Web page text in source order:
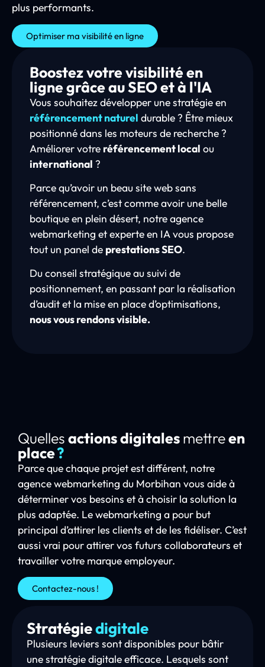
plus performants.
Optimiser ma visibilité en ligne
Boostez votre visibilité en
ligne grâce au SEO et à l'IA
Vous souhaitez développer une stratégie en
référencement naturel durable ? Être mieux
positionné dans les moteurs de recherche ?
Améliorer votre référencement local ou
international ?
Parce qu’avoir un beau site web sans
référencement, c’est comme avoir une belle
boutique en plein désert, notre agence
webmarketing et experte en IA vous propose
tout un panel de prestations SEO.
Du conseil stratégique au suivi de
positionnement, en passant par la réalisation
d’audit et la mise en place d’optimisations,
nous vous rendons visible.
Quellesactions digitalesmettreen
place?
Parce que chaque projet est différent, notre
agence webmarketing du Morbihan vous aide à
déterminer vos besoins et à choisir la solution la
plus adaptée. Le webmarketing a pour but
principal d’attirer les clients et de les fidéliser. C’est
aussi vrai pour attirer vos futurs collaborateurs et
travailler votre marque employeur.
Contactez-nous !
Stratégiedigitale
Plusieurs leviers sont disponibles pour bâtir
une stratégie digitale efficace. Lesquels sont